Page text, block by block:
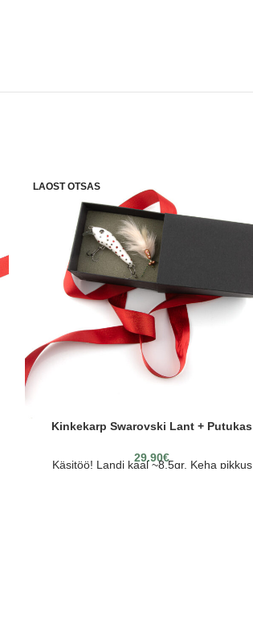
LAOST OTSAS
Kinkekarp Swarovski Lant + Putukas
29.90€
Käsitöö! Landi kaal ~8,5gr. Keha pikkus